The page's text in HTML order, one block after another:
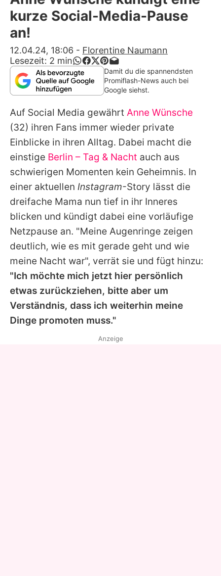
Alle Themen auf Promiflash
App runterladen
Team
Redaktionelle Richtlinien
Impressum
Datenschutzerklärung
Nutzungsbedingungen
Utiq verwalten
kurze Social-Media-Pause
an!
12.04.24, 18:06 - Florentine Naumann
Lesezeit: 2 min
Damit du die spannendsten
Promiflash-News auch bei
Google siehst.
Auf Social Media gewährt Anne Wünsche
(32) ihren Fans immer wieder private
Einblicke in ihren Alltag. Dabei macht die
einstige Berlin – Tag & Nacht auch aus
schwierigen Momenten kein Geheimnis. In
einer aktuellen Instagram-Story lässt die
dreifache Mama nun tief in ihr Inneres
blicken und kündigt dabei eine vorläufige
Netzpause an. "Meine Augenringe zeigen
deutlich, wie es mit gerade geht und wie
meine Nacht war", verrät sie und fügt hinzu:
"Ich möchte mich jetzt hier persönlich
etwas zurückziehen, bitte aber um
Verständnis, dass ich weiterhin meine
Dinge promoten muss."
Anzeige